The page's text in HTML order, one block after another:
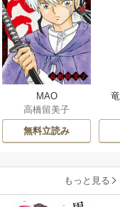
MAO
高橋留美子
無料立読み
もっと見る